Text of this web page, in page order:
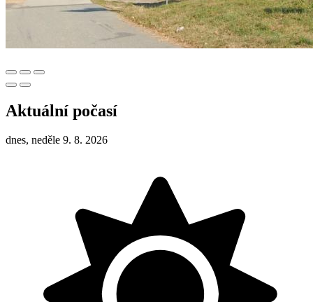
Aktuální počasí
dnes, neděle 9. 8. 2026